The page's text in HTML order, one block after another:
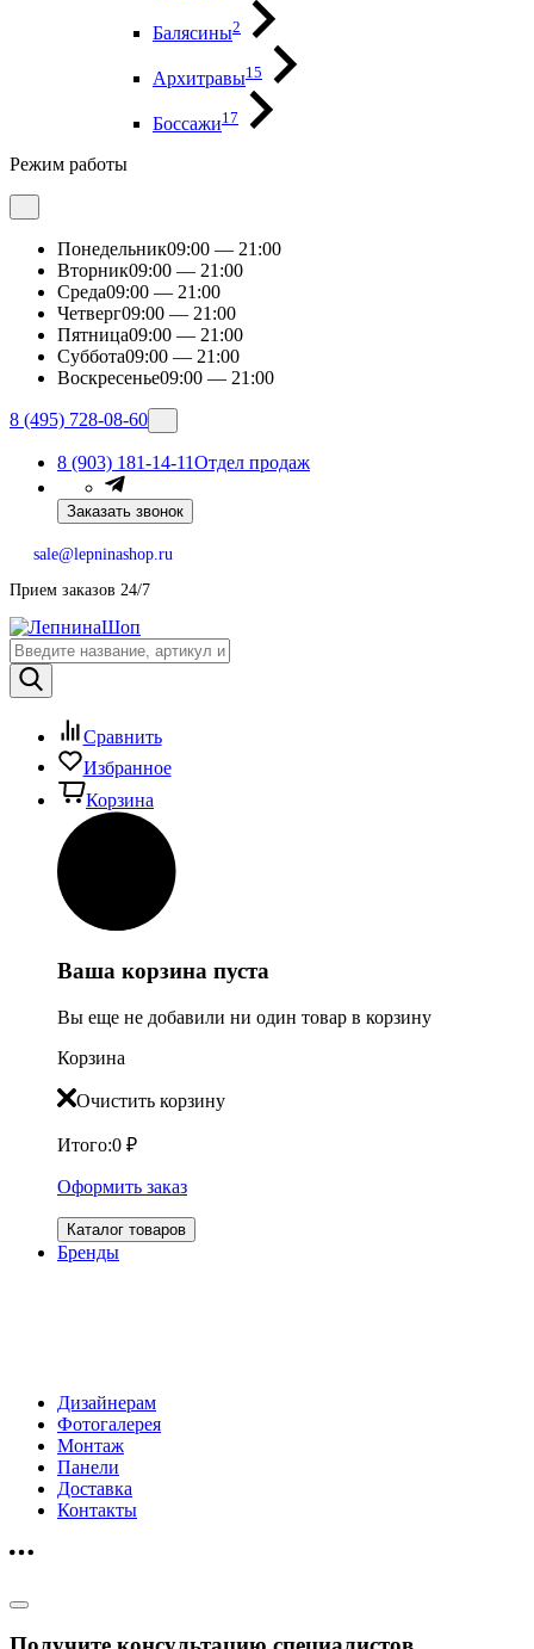
Балясины2
Архитравы15
Боссажи17
Режим работы
Понедельник09:00 — 21:00
Вторник09:00 — 21:00
Среда09:00 — 21:00
Четверг09:00 — 21:00
Пятница09:00 — 21:00
Суббота09:00 — 21:00
Воскресенье09:00 — 21:00
8 (495) 728-08-60
8 (903) 181-14-11Отдел продаж
Заказать звонок
sale@lepninashop.ru
Прием заказов 24/7
Сравнить
Избранное
Корзина
Ваша корзина пуста
Вы еще не добавили ни один товар в корзину
Корзина
Очистить корзину
Итого:0 ₽
Оформить заказ
Каталог товаров
Бренды
Дизайнерам
Фотогалерея
Монтаж
Панели
Доставка
Контакты